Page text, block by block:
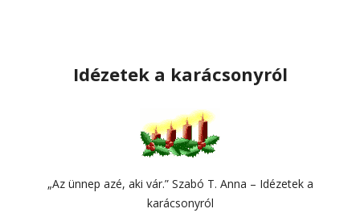
Idézetek a karácsonyról
„Az ünnep azé, aki vár.” Szabó T. Anna – Idézetek a
karácsonyról